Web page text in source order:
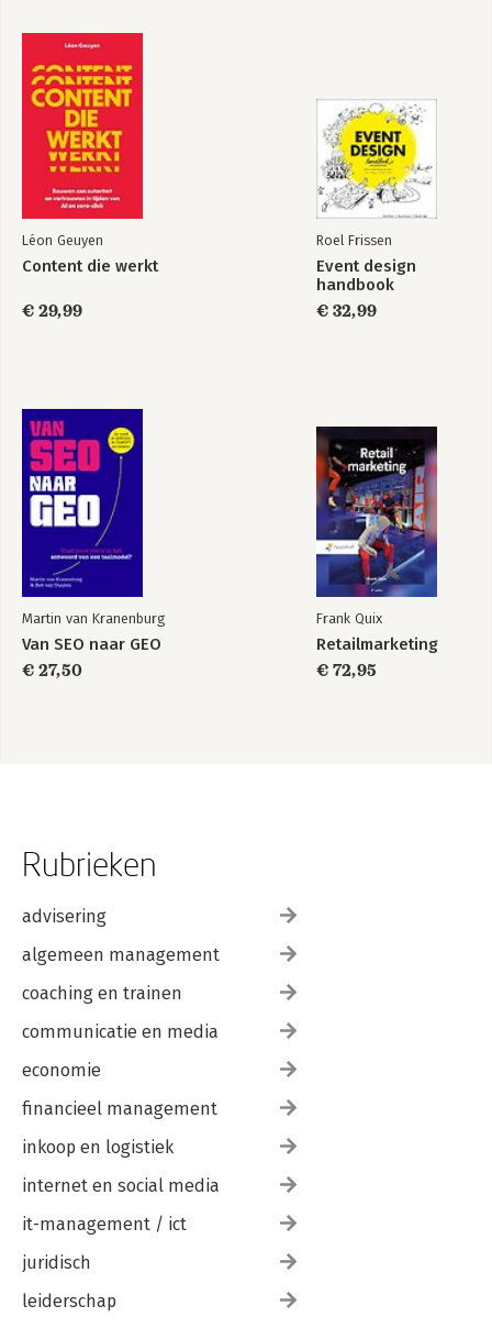
Léon Geuyen
Content die werkt
€ 29,99
Roel Frissen
Event design
handbook
€ 32,99
Martin van Kranenburg
Van SEO naar GEO
€ 27,50
Frank Quix
Retailmarketing
€ 72,95
Rubrieken
advisering
algemeen management
coaching en trainen
communicatie en media
economie
financieel management
inkoop en logistiek
internet en social media
it-management / ict
juridisch
leiderschap